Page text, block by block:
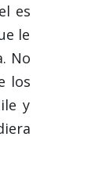
es
le
No
los
y